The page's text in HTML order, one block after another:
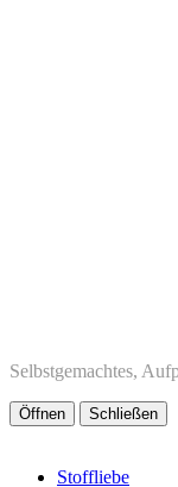
Selbstgemachtes,
Öffnen Schließen
Stoffliebe